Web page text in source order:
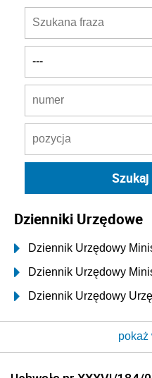
Dzienniki Urzędowe
Dziennik Urzędowy
Dziennik Urzędowy
Dziennik Urzędowy
Dziennik Urzędowypokaż